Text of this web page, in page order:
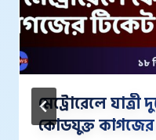
মেট্রোরেলে
কোডযুক্ত কাগজের